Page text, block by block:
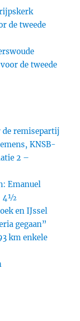
de tweede
de tweede
de remisepartij
KNSB-
2 –
Emanuel
4½
en IJssel
gegaan”
km enkele